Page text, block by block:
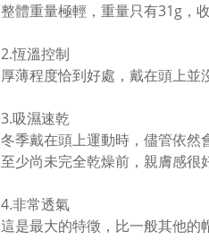
整體重量極輕，重量只有31g，
2.恆溫控制
厚薄程度恰到好處，戴在頭上並
3.吸濕速乾
冬季戴在頭上運動時，儘管依然
至少尚未完全乾燥前，親膚感很
4.非常透氣
這是最大的特徵，比一般其他的